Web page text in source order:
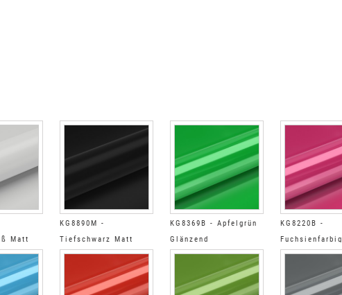
Matt
KG8890M -
Tiefschwarz Matt
KG8369B - Apfelgrün
Glänzend
KG8220B -
Fuchsienfarbig
Glänzend